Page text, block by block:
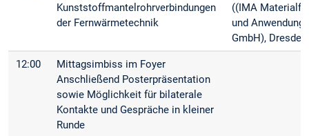
Kunststoffmantelrohrverbindungen
der Fernwärmetechnik
((IMA
und
GmbH),
12:00
Mittagsimbiss im Foyer
Anschließend Posterpräsentation
sowie Möglichkeit für bilaterale
Kontakte und Gespräche in kleiner
Runde